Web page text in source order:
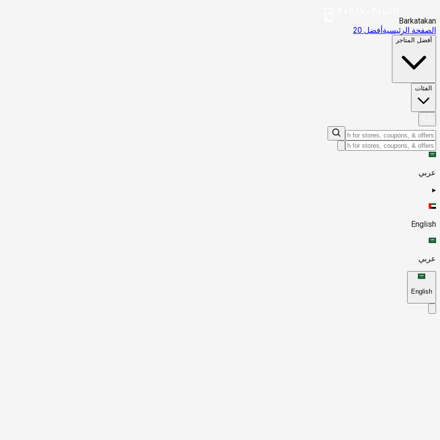
Barkatakan
الصفحة الرئيسيةأفضل 20
أفضل المتاجر
الفئات
عربي
▸
English
عربي
English